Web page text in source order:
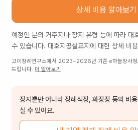
상세 비용 알아보기
예정인 분의 거주지나 장지 유형 등에 따라 대
수 있습니다. 대호지공설묘지 에 대한 상세 비
고이장례연구소에서 2023~2026년 기준 e하늘장사정
드립니다. 더 알아보기
장지뿐만 아니라 장례식장, 화장장 등의 비
실 수 있어요.